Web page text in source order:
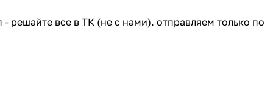
решайте все в ТК (не с нами). отправляем только по